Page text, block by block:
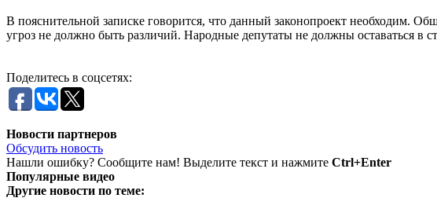
В пояснительной записке говорится, что данный законопроект необходим.
угроз не должно быть различий. Народные депутаты не должны оставаться
Поделитесь в соцсетях:
Новости партнеров
Обсудить новость
Нашли ошибку? Сообщите нам! Выделите текст и нажмите Ctrl+Enter
Популярные видео
Другие новости по теме: